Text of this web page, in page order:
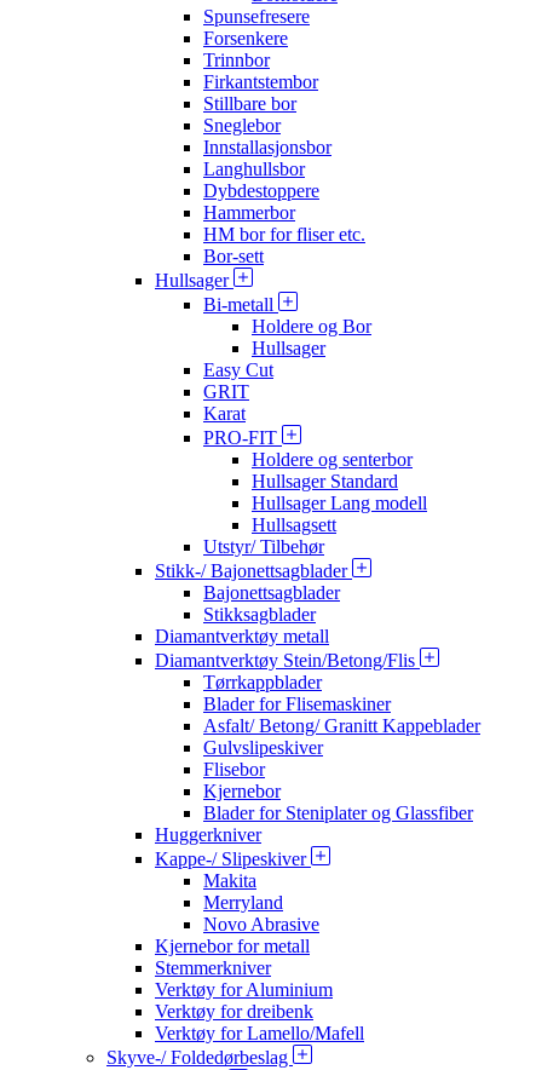
Spunsefresere
Forsenkere
Trinnbor
Firkantstembor
Stillbare bor
Sneglebor
Innstallasjonsbor
Langhullsbor
Dybdestoppere
Hammerbor
HM bor for fliser etc.
Bor-sett
Hullsager
Bi-metall
Holdere og Bor
Hullsager
Easy Cut
GRIT
Karat
PRO-FIT
Holdere og senterbor
Hullsager Standard
Hullsager Lang modell
Hullsagsett
Utstyr/ Tilbehør
Stikk-/ Bajonettsagblader
Bajonettsagblader
Stikksagblader
Diamantverktøy metall
Diamantverktøy Stein/Betong/Flis
Tørrkappblader
Blader for Flisemaskiner
Asfalt/ Betong/ Granitt Kappeblader
Gulvslipeskiver
Flisebor
Kjernebor
Blader for Steniplater og Glassfiber
Huggerkniver
Kappe-/ Slipeskiver
Makita
Merryland
Novo Abrasive
Kjernebor for metall
Stemmerkniver
Verktøy for Aluminium
Verktøy for dreibenk
Verktøy for Lamello/Mafell
Skyve-/ Foldedørbeslag